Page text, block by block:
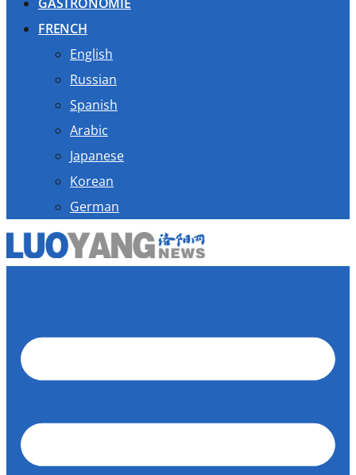
FRENCH
English
Russian
Spanish
Arabic
Japanese
Korean
German